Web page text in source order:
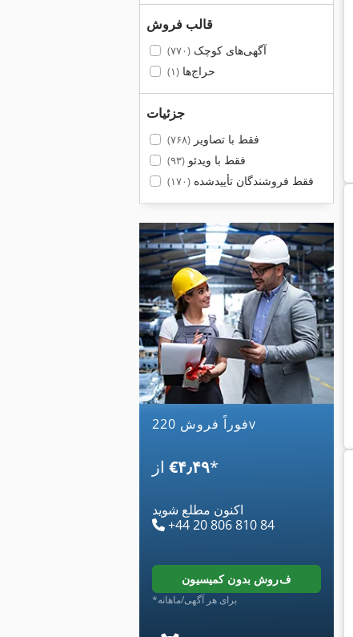
قالب فروش
آگهی‌های کوچک(۷۷۰)
حراج‌ها(۱)
جزئیات
فقط با تصاویر(۷۶۸)
فقط با ویدئو(۹۳)
فقط فروشندگان تأییدشده(۱۷۰)
فوراً فروش 220v
‎€۴٫۴۹*
اکنون مطلع شوید
+44 20 806 810 84
فروش بدون کمیسیون
*برای هر آگهی/ماهانه